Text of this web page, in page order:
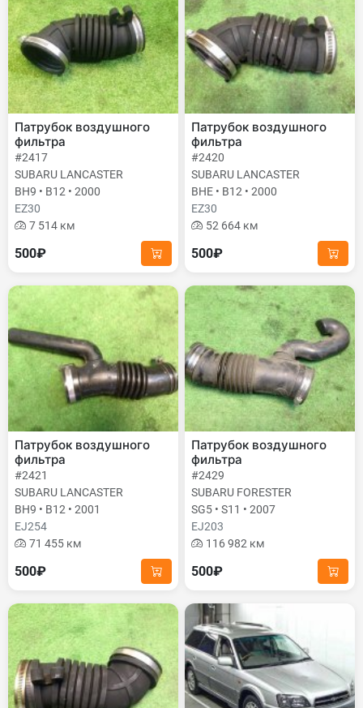
Патрубок воздушного
фильтра
#2417
SUBARU LANCASTER
BH9 • B12 • 2000
EZ30
7 514 км
500₽
Патрубок воздушного
фильтра
#2420
SUBARU LANCASTER
BHE • B12 • 2000
EZ30
52 664 км
500₽
Патрубок воздушного
фильтра
#2421
SUBARU LANCASTER
BH9 • B12 • 2001
EJ254
71 455 км
500₽
Патрубок воздушного
фильтра
#2429
SUBARU FORESTER
SG5 • S11 • 2007
EJ203
116 982 км
500₽